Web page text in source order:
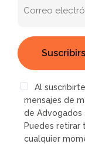
Al
mensajes de
de Advogados
Puedes retirar
cualquier